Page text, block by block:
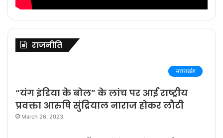
राजनीति
उत्तराखंड
“यंग इंडिया के बोल” के लांच पर आई राष्ट्रीय
प्रवक्ता आरुषि सुंद्रियाल नाराज होकर लौटी
March 26, 2023